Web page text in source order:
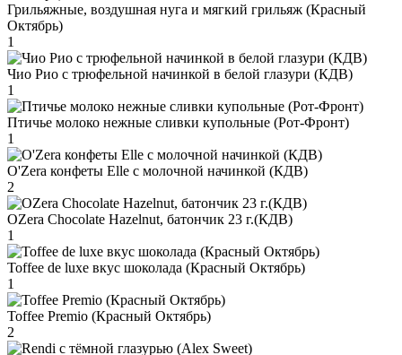
Грильяжные, воздушная нуга и мягкий грильяж (Красный
Октябрь)
1
Чио Рио с трюфельной начинкой в белой глазури (КДВ)
1
Птичье молоко нежные сливки купольные (Рот-Фронт)
1
O'Zera конфеты Elle с молочной начинкой (КДВ)
2
OZera Chocolate Hazelnut, батончик 23 г.(КДВ)
1
Toffee de luxe вкус шоколада (Красный Октябрь)
1
Toffee Premio (Красный Октябрь)
2